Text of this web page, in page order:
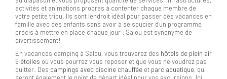
activités et animations propres à contenter chaque membre de
votre petite tribu. Ils sont l'endroit idéal pour passer des vacances en
famille avec des enfants sans avoir à se soucier d'un programme
précis à mettre en place chaque jour : Salou est synonyme de
divertissement!
En vacances camping à Salou, vous trouverez des hôtels de plein air
5 étoiles où vous pourrez vous reposer et que vous ne voudrez pas
quitter. Des campings avec piscine chauffée et parc aquatique, qui